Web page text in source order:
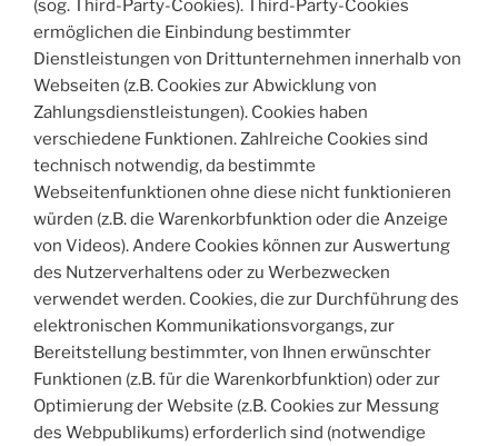
(sog. Third-Party-Cookies). Third-Party-Cookies
ermöglichen die Einbindung bestimmter
Dienstleistungen von Drittunternehmen innerhalb von
Webseiten (z.B. Cookies zur Abwicklung von
Zahlungsdienstleistungen). Cookies haben
verschiedene Funktionen. Zahlreiche Cookies sind
technisch notwendig, da bestimmte
Webseitenfunktionen ohne diese nicht funktionieren
würden (z.B. die Warenkorbfunktion oder die Anzeige
von Videos). Andere Cookies können zur Auswertung
des Nutzerverhaltens oder zu Werbezwecken
verwendet werden. Cookies, die zur Durchführung des
elektronischen Kommunikationsvorgangs, zur
Bereitstellung bestimmter, von Ihnen erwünschter
Funktionen (z.B. für die Warenkorbfunktion) oder zur
Optimierung der Website (z.B. Cookies zur Messung
des Webpublikums) erforderlich sind (notwendige